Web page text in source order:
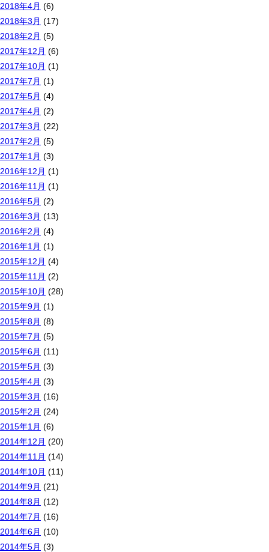
2018年4月 (6)
2018年3月 (17)
2018年2月 (5)
2017年12月 (6)
2017年10月 (1)
2017年7月 (1)
2017年5月 (4)
2017年4月 (2)
2017年3月 (22)
2017年2月 (5)
2017年1月 (3)
2016年12月 (1)
2016年11月 (1)
2016年5月 (2)
2016年3月 (13)
2016年2月 (4)
2016年1月 (1)
2015年12月 (4)
2015年11月 (2)
2015年10月 (28)
2015年9月 (1)
2015年8月 (8)
2015年7月 (5)
2015年6月 (11)
2015年5月 (3)
2015年4月 (3)
2015年3月 (16)
2015年2月 (24)
2015年1月 (6)
2014年12月 (20)
2014年11月 (14)
2014年10月 (11)
2014年9月 (21)
2014年8月 (12)
2014年7月 (16)
2014年6月 (10)
2014年5月 (3)